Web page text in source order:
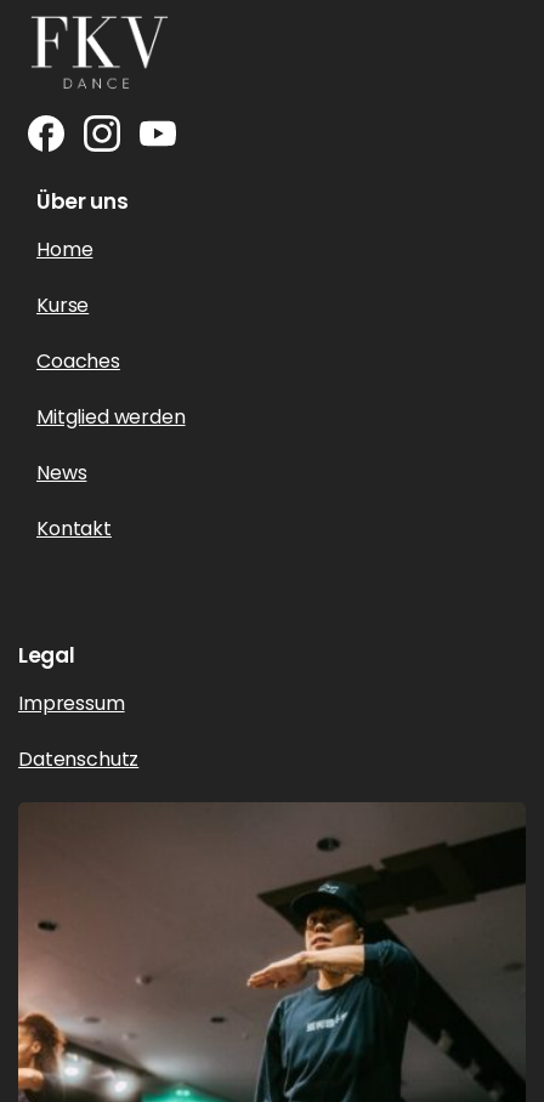
Über uns
Home
Kurse
Coaches
Mitglied werden
News
Kontakt
Legal
Impressum
Datenschutz